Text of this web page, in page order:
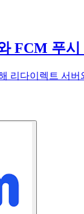
FCM 푸시
리다이렉트 서